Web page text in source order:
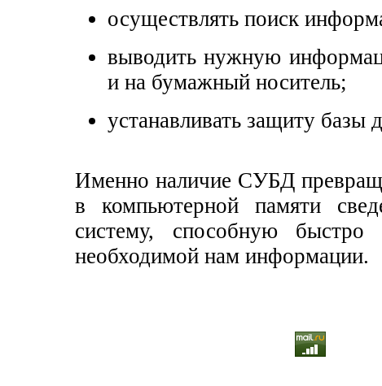
осуществлять поиск
выводить нужную
и на бумажный носитель;
устанавливать защиту базы
Именно наличие СУБД
в компьютерной памяти
систему, способную
необходимой нам информации.